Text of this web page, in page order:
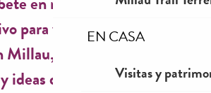
EN CASA
Visitas y
para vivir experiencias
Millau, inspiraciones de
ideas de temporada!